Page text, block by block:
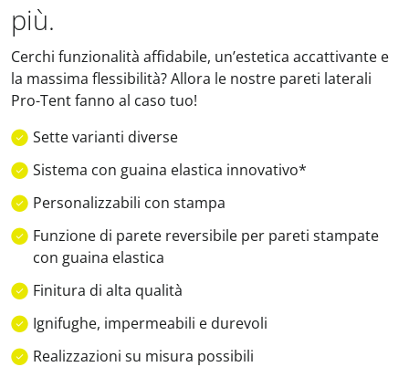
più.
Cerchi funzionalità affidabile, un’estetica accattivante e
la massima flessibilità? Allora le nostre pareti laterali
Pro-Tent fanno al caso tuo!
Sette varianti diverse
Sistema con guaina elastica innovativo*
Personalizzabili con stampa
Funzione di parete reversibile per pareti stampate
con guaina elastica
Finitura di alta qualità
Ignifughe, impermeabili e durevoli
Realizzazioni su misura possibili